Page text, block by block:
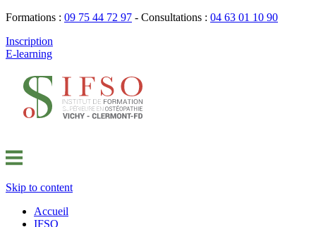
Formations : 09 75 44 72 97 - Consultations : 04 63 01 10 90
Inscription
E-learning
Skip to content
Accueil
IFSO